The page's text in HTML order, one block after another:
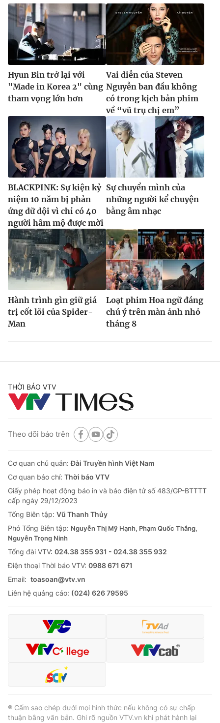
Hyun Bin trở lại với
"Made in Korea 2" cùng
tham vọng lớn hơn
Vai diễn của Steven
Nguyễn ban đầu không
có trong kịch bản phim
về “vũ trụ chị em”
BLACKPINK: Sự kiện kỷ
niệm 10 năm bị phản
ứng dữ dội vì chỉ có 40
người hâm mộ được mời
Sự chuyển mình của
những người kể chuyện
bằng âm nhạc
Hành trình gìn giữ giá
trị cốt lõi của Spider-
Man
Loạt phim Hoa ngữ đáng
chú ý trên màn ảnh nhỏ
tháng 8
THỜI BÁO VTV
Theo dõi báo trên
Cơ quan chủ quản:Đài Truyền hình Việt Nam
Cơ quan báo chí: Thời báo VTV
Giấy phép hoạt động báo in và báo điện tử số 483/GP-BTTTT
cấp ngày 29/12/2023
Tổng Biên tập: Vũ Thanh Thủy
Phó Tổng Biên tập: Nguyễn Thị Mỹ Hạnh, Phạm Quốc Thắng,
Nguyễn Trọng Ninh
Tổng đài VTV: 024.38 355 931 - 024.38 355 932
Ðiện thoại Thời báo VTV: 0988 671 671
Email: toasoan@vtv.vn
Liên hệ quảng cáo: (024) 626 79595
® Cấm sao chép dưới mọi hình thức nếu không có sự chấp
thuận bằng văn bản. Ghi rõ nguồn VTV.vn khi phát hành lại